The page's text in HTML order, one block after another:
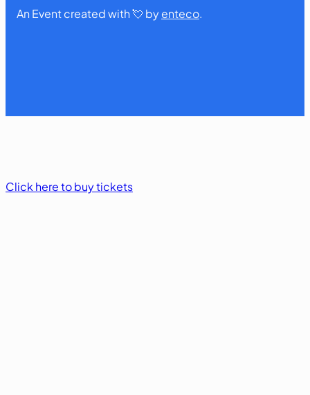
An Event created with 💘 byenteco.
Click here to buy tickets